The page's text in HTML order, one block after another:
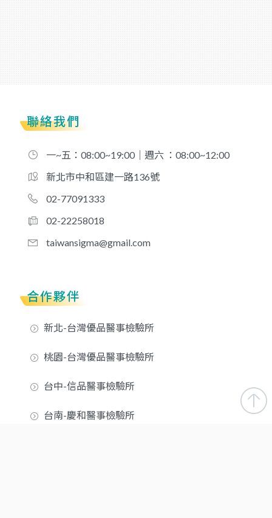
聯絡我們
一~五：08:00~19:00｜週六 ：08:00~12:00
新北市中和區建一路136號
02-77091333
02-22258018
taiwansigma@gmail.com
合作夥伴
新北-台灣優品醫事檢驗所
桃園-台灣優品醫事檢驗所
台中-信品醫事檢驗所
台南-慶和醫事檢驗所